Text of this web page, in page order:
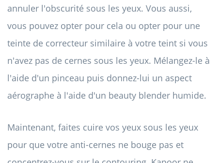
annuler l'obscurité sous les yeux. Vous aussi,
vous pouvez opter pour cela ou opter pour une
teinte de correcteur similaire à votre teint si vous
n'avez pas de cernes sous les yeux. Mélangez-le à
l'aide d'un pinceau puis donnez-lui un aspect
aérographe à l'aide d'un beauty blender humide.
Maintenant, faites cuire vos yeux sous les yeux
pour que votre anti-cernes ne bouge pas et